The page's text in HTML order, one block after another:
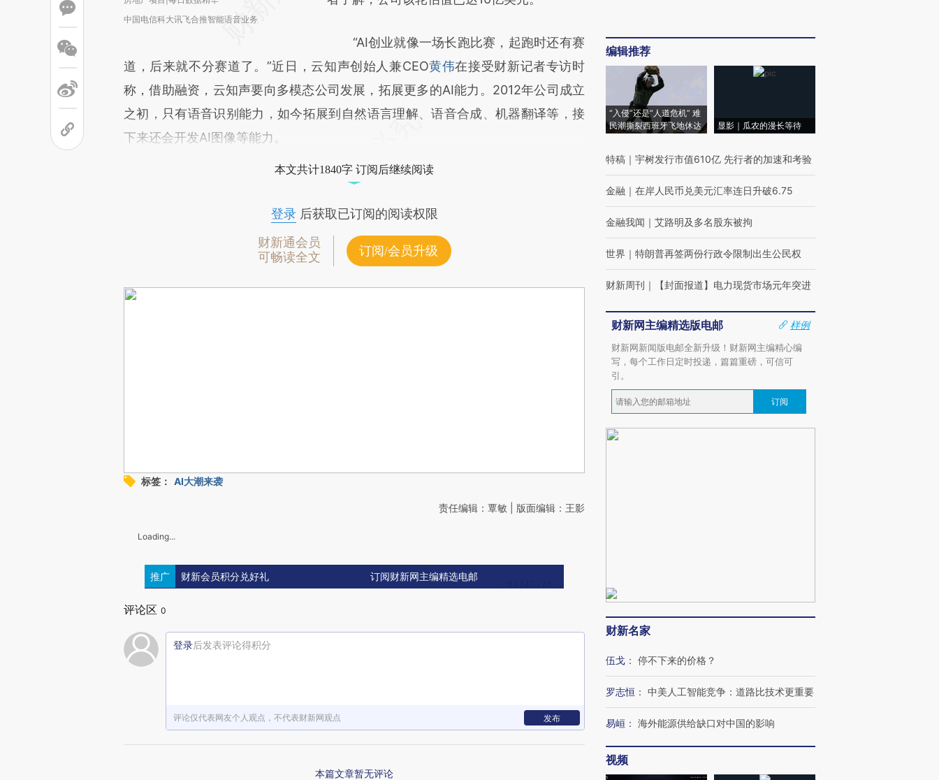
中国电信科大讯飞合推智能语音业务
“AI创业就像一场长跑比赛，起跑时还有赛
道，后来就不分赛道了。”近日，云知声创始人兼CEO黄伟在接受财新记者专访时
称，借助融资，云知声要向多模态公司发展，拓展更多的AI能力。2012年公司成立
之初，只有语音识别能力，如今拓展到自然语言理解、语音合成、机器翻译等，接
下来还会开发AI图像等能力。
本文共计1840字 订阅后继续阅读
登录后获取已订阅的阅读权限
财新通会员
可畅读全文
订阅/会员升级
标签： AI大潮来袭
责任编辑：覃敏 | 版面编辑：王影
Loading...
推广 财新会员积分兑好礼 订阅财新网主编精选电邮
评论区 0
登录后发表评论得积分
评论仅代表网友个人观点，不代表财新网观点 发布
本篇文章暂无评论
编辑推荐
“入侵”还是“人道危机” 难
民潮撕裂西班牙飞地休达
显影｜瓜农的漫长等待
特稿 ｜ 宇树发行市值610亿 先行者的加速和考验
金融 ｜ 在岸人民币兑美元汇率连日升破6.75
金融我闻 ｜ 艾路明及多名股东被拘
世界 ｜ 特朗普再签两份行政令限制出生公民权
财新周刊 ｜ 【封面报道】电力现货市场元年突进
财新网主编精选版电邮
样例
财新网新闻版电邮全新升级！财新网主编精心编
写，每个工作日定时投递，篇篇重磅，可信可
引。
订阅
财新名家
伍戈 ： 停不下来的价格？
罗志恒 ： 中美人工智能竞争：道路比技术更重要
易峘 ： 海外能源供给缺口对中国的影响
视频